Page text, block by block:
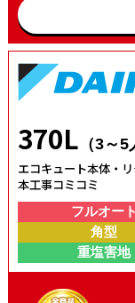
370L （3～5
エコキュート本体・
本工事コミコミ
フルオート
角型
重塩害地